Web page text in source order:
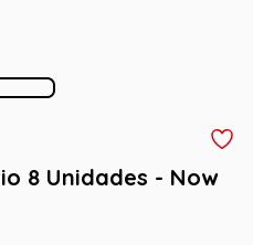
8 Unidades - Now